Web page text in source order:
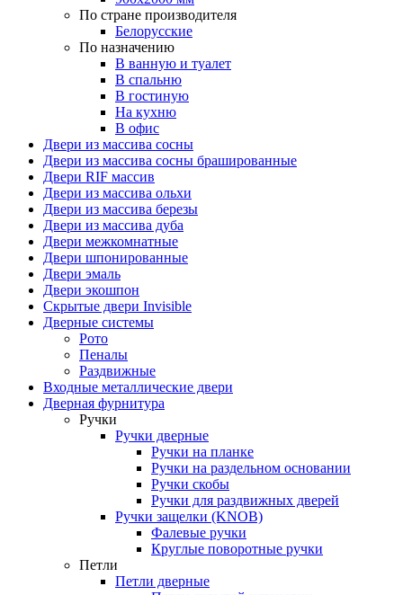
По стране производителя
Белорусские
По назначению
В ванную и туалет
В спальню
В гостиную
На кухню
В офис
Двери из массива сосны
Двери из массива сосны брашированные
Двери RIF массив
Двери из массива ольхи
Двери из массива березы
Двери из массива дуба
Двери межкомнатные
Двери шпонированные
Двери эмаль
Двери экошпон
Скрытые двери Invisible
Дверные системы
Рото
Пеналы
Раздвижные
Входные металлические двери
Дверная фурнитура
Ручки
Ручки дверные
Ручки на планке
Ручки на раздельном основании
Ручки скобы
Ручки для раздвижных дверей
Ручки защелки (KNOB)
Фалевые ручки
Круглые поворотные ручки
Петли
Петли дверные